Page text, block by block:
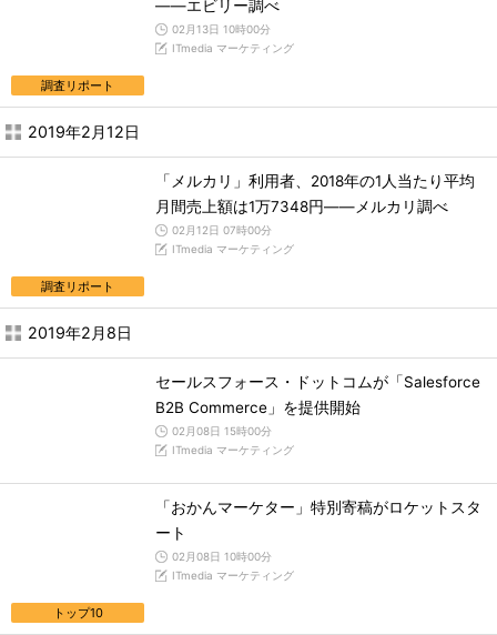
調査リポート
――エビリー調べ
02月13日 10時00分
ITmedia マーケティング
2019年2月12日
調査リポート
「メルカリ」利用者、2018年の1人当たり平均
月間売上額は1万7348円――メルカリ調べ
02月12日 07時00分
ITmedia マーケティング
2019年2月8日
セールスフォース・ドットコムが「Salesforce
B2B Commerce」を提供開始
02月08日 15時00分
ITmedia マーケティング
トップ10
「おかんマーケター」特別寄稿がロケットスタ
ート
02月08日 10時00分
ITmedia マーケティング